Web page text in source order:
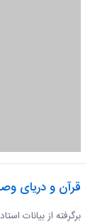
قرآن و دریای
برگرفته از بیانات